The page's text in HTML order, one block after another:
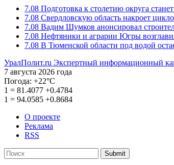
7.08 Подготовка к столетию округа
7.08 Свердловскую область накроет
7.08 Вадим Шумков анонсировал
7.08 Нефтяники и аграрии Югры
7.08 В Тюменской области под водой
УралПолит.ru Экспертный информационный
7 августа 2026 года
Погода: +22°С
1 = 81.4077 +0.4784
1 = 94.0585 +0.8684
О проекте
Реклама
RSS
Submit